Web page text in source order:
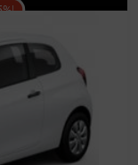
!offer